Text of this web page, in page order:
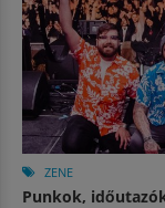
ZENE
Punkok,